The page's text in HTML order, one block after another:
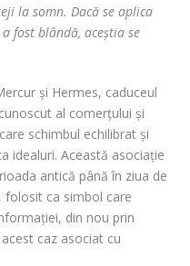
la somn. Dacă se aplica
fost blândă, aceștia se
și Hermes, caduceul
al comerțului și
schimbul echilibrat și
idealuri. Această asociație
antică până în ziua de
folosit ca simbol care
din nou prin
caz asociat cu